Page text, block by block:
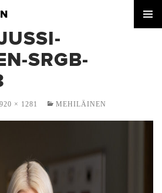
SRGB-
× 1281 MEHILÄINEN